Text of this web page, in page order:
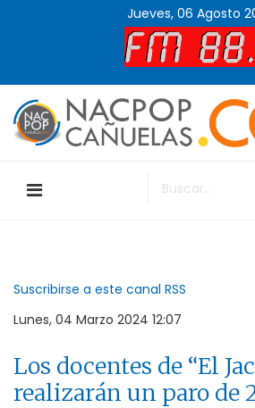
Jueves, 06 Agosto
Suscribirse a este canal RSS
Lunes, 04 Marzo 2024 12:07
Los docentes de “El
realizarán un paro de